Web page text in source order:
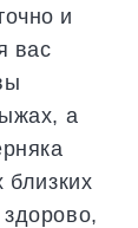
и
вас
а
близких